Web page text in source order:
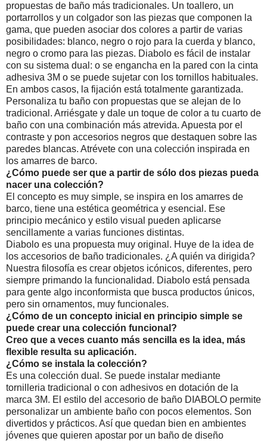
propuestas de baño más tradicionales. Un toallero, un
portarrollos y un colgador son las piezas que componen la
gama, que pueden asociar dos colores a partir de varias
posibilidades: blanco, negro o rojo para la cuerda y blanco,
negro o cromo para las piezas. Diabolo es fácil de instalar
con su sistema dual: o se engancha en la pared con la cinta
adhesiva 3M o se puede sujetar con los tornillos habituales.
En ambos casos, la fijación está totalmente garantizada.
Personaliza tu baño con propuestas que se alejan de lo
tradicional. Arriésgate y dale un toque de color a tu cuarto de
baño con una combinación más atrevida. Apuesta por el
contraste y pon accesorios negros que destaquen sobre las
paredes blancas. Atrévete con una colección inspirada en
los amarres de barco.
¿Cómo puede ser que a partir de sólo dos piezas pueda
nacer una colección?
El concepto es muy simple, se inspira en los amarres de
barco, tiene una estética geométrica y esencial. Ese
principio mecánico y estilo visual pueden aplicarse
sencillamente a varias funciones distintas.
Diabolo es una propuesta muy original. Huye de la idea de
los accesorios de baño tradicionales. ¿A quién va dirigida?
Nuestra filosofía es crear objetos icónicos, diferentes, pero
siempre primando la funcionalidad. Diabolo está pensada
para gente algo inconformista que busca productos únicos,
pero sin ornamentos, muy funcionales.
¿Cómo de un concepto inicial en principio simple se
puede crear una colección funcional?
Creo que a veces cuanto más sencilla es la idea, más
flexible resulta su aplicación.
¿Cómo se instala la colección?
Es una colección dual. Se puede instalar mediante
tornilleria tradicional o con adhesivos en dotación de la
marca 3M. El estilo del accesorio de baño DIABOLO permite
personalizar un ambiente baño con pocos elementos. Son
divertidos y prácticos. Así que quedan bien en ambientes
jóvenes que quieren apostar por un baño de diseño